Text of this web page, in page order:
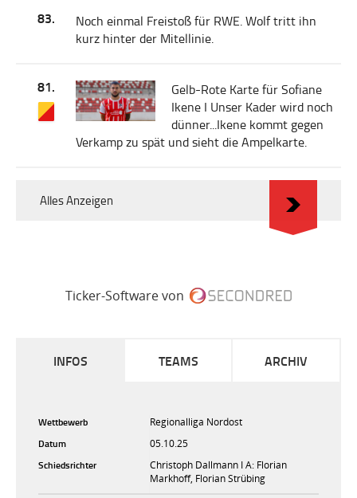
83.
Noch einmal Freistoß für RWE. Wolf tritt ihn
kurz hinter der Mitellinie.
81.
Gelb-Rote Karte für Sofiane
Ikene I Unser Kader wird noch
dünner...Ikene kommt gegen
Verkamp zu spät und sieht die Ampelkarte.
Alles Anzeigen
Ticker-Software von
INFOS TEAMS ARCHIV
Wettbewerb
Regionalliga Nordost
Datum
05.10.25
Schiedsrichter
Christoph Dallmann I A: Florian
Markhoff, Florian Strübing